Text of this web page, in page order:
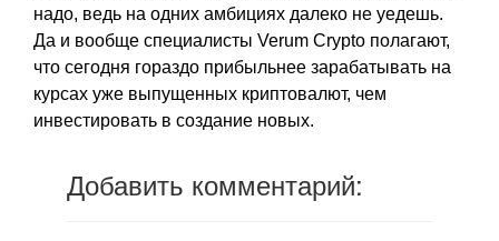
надо, ведь на одних амбициях далеко не уедешь.
Да и вообще специалисты Verum Crypto полагают,
что сегодня гораздо прибыльнее зарабатывать на
курсах уже выпущенных криптовалют, чем
инвестировать в создание новых.
Добавить комментарий: